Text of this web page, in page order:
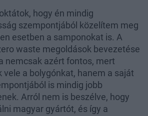
hogy én mindig
szempontjából közelítem meg
esetben a samponokat is. A
waste megoldások bevezetése
nemcsak azért fontos, mert
vele a bolygónkat, hanem a saját
is mindig jobb
Arról nem is beszélve, hogy
magyar gyártót, és így a